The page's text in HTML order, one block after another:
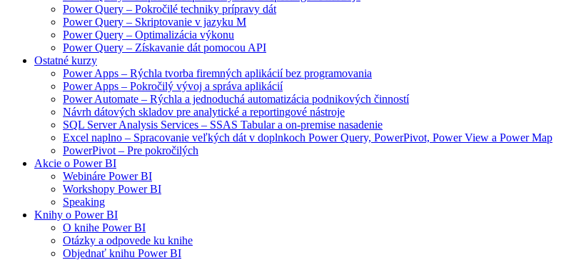
Power Query – Pokročilé techniky prípravy dát
Power Query – Skriptovanie v jazyku M
Power Query – Optimalizácia výkonu
Power Query – Získavanie dát pomocou API
Ostatné kurzy
Power Apps – Rýchla tvorba firemných aplikácií bez programovania
Power Apps – Pokročilý vývoj a správa aplikácií
Power Automate – Rýchla a jednoduchá automatizácia podnikových činností
Návrh dátových skladov pre analytické a reportingové nástroje
SQL Server Analysis Services – SSAS Tabular a on-premise nasadenie
Excel naplno – Spracovanie veľkých dát v doplnkoch Power Query, PowerPivot, Power View a Power Map
PowerPivot – Pre pokročilých
Akcie o Power BI
Webináre Power BI
Workshopy Power BI
Speaking
Knihy o Power BI
O knihe Power BI
Otázky a odpovede ku knihe
Objednať knihu Power BI